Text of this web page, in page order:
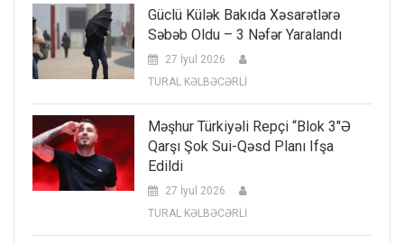
Güclü Külək Bakıda Xəsarətlərə
Səbəb Oldu – 3 Nəfər Yaralandı
27 İyul 2026
TURAL KƏLBƏCƏRLİ
Məşhur Türkiyəli Repçi “Blok 3″ə
Qarşı Şok Sui-Qəsd Planı Ifşa
Edildi
27 İyul 2026
TURAL KƏLBƏCƏRLİ